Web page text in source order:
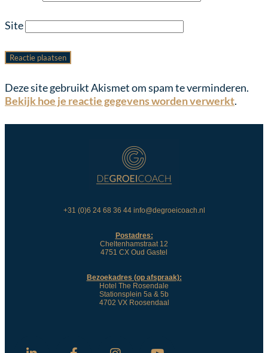
Site
Deze site gebruikt Akismet om spam te verminderen.
Bekijk hoe je reactie gegevens worden verwerkt.
+31 (0)6 24 68 36 44 info@degroeicoach.nl
Postadres:
Cheltenhamstraat 12
4751 CX Oud Gastel
Bezoekadres (op afspraak):
Hotel The Rosendale
Stationsplein 5a & 5b
4702 VX Roosendaal